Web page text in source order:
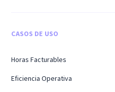
CASOS DE USO
Horas Facturables
Eficiencia Operativa